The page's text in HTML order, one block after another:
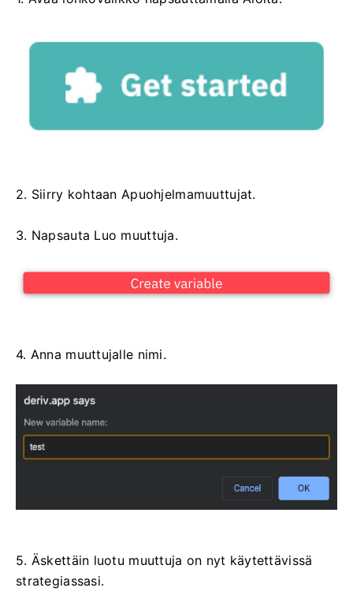
2. Siirry kohtaan Apuohjelmamuuttujat.
3. Napsauta Luo muuttuja.
4. Anna muuttujalle nimi.
5. Äskettäin luotu muuttuja on nyt käytettävissä
strategiassasi.